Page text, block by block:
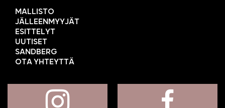
MALLISTO
JÄLLEENMYYJÄT
ESITTELYT
UUTISET
SANDBERG
OTA YHTEYTTÄ